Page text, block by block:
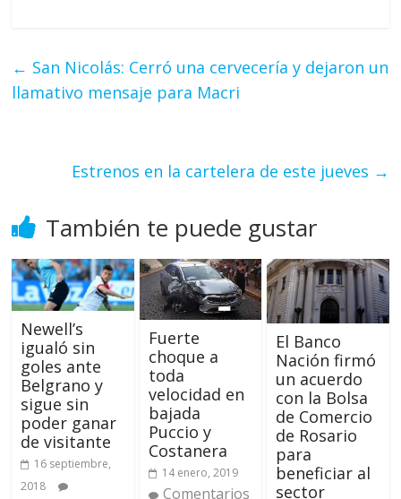
← San Nicolás: Cerró una cervecería y dejaron un
llamativo mensaje para Macri
Estrenos en la cartelera de este jueves →
También te puede gustar
Newell’s
igualó sin
goles ante
Belgrano y
sigue sin
poder ganar
de visitante
16 septiembre,
2018
Fuerte
choque a
toda
velocidad en
bajada
Puccio y
Costanera
14 enero, 2019
Comentarios
El Banco
Nación firmó
un acuerdo
con la Bolsa
de Comercio
de Rosario
para
beneficiar al
sector